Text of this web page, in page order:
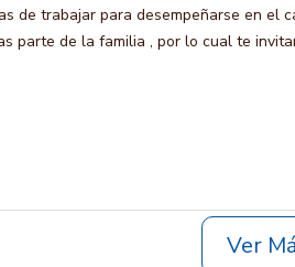
de trabajar para desempeñarse en el
parte de la familia , por lo cual te
Ver